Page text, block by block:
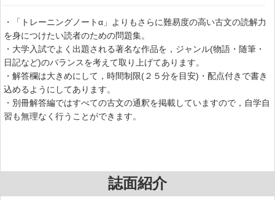
・「トレーニングノートα」よりもさらに難易度の高い古文の読解力
を身につけたい読者のための問題集。
・大学入試でよく出題される著名な作品を，ジャンル(物語・随筆・
日記など)のバランスを考えて取り上げてあります。
・解答欄は大きめにして，時間制限(２５分を目安)・配点付きで書き
込めるようにしてあります。
・別冊解答編ではすべての古文の通釈を掲載していますので，自学自
習も無理なく行うことができます。
誌面紹介